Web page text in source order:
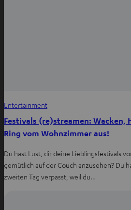
Entertainment
Festivals (re)streamen: Wacken,
Ring vom Wohnzimmer aus!
Du hast Lust, dir deine Lieblingsfestivals
gemütlich auf der Couch anzusehen? Du
zweiten Tag verpasst, weil du…